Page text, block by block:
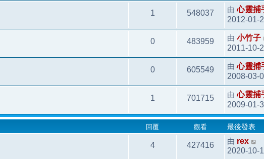
1 548037 由心靈捕
2012-01-
0 483959 由 小竹子
2011-10-
0 605549 由心靈捕
2008-03-
1 701715 由心靈捕
2009-01-
回覆 觀看 最後發表
4 427416 由 rex
2020-10-